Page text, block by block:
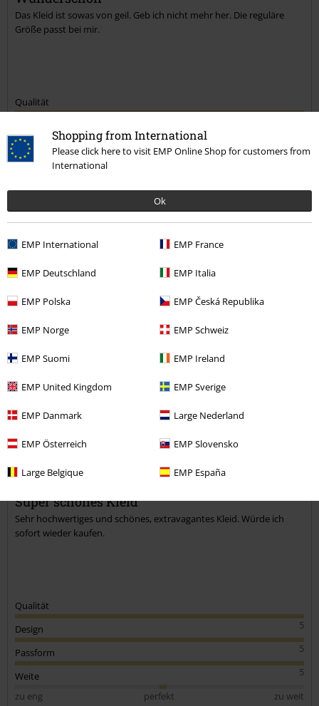
Shopping from International
Please click here to visit EMP Online Shop for customers from
International
Ok
EMP International EMP France
EMP Deutschland EMP Italia
EMP Polska EMP Česká Republika
EMP Norge EMP Schweiz
EMP Suomi EMP Ireland
EMP United Kingdom EMP Sverige
EMP Danmark Large Nederland
EMP Österreich EMP Slovensko
Large Belgique EMP España
Das Kleid ist sowas von geil. Geb ich nicht mehr her. Die reguläre
Größe passt bei mir.
Qualität
Passform
zu eng
perfekt
zu weit
Länge
War diese Bewertung hilfreich für dich?
Geschrieben am: Sonntag, 11.08.2024
Gekaufte Größe: Xs
Super schönes Kleid
Sehr hochwertiges und schönes, extravagantes Kleid. Würde ich
sofort wieder kaufen.
Qualität
5
Design
5
Passform
5
Weite
zu eng
perfekt
zu weit